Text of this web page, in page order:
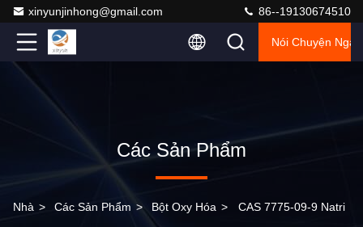
xinyunjinhong@gmail.com 86--19130674510
Nói Chuyện Ngay.
Các Sản Phẩm
Nhà > Các Sản Phẩm > Bột Oxy Hóa > CAS 7775-09-9 Natri